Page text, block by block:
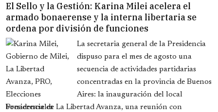
El Sello y la Gestión: Karina Milei acelera el
armado bonaerense y la interna libertaria se
ordena por división de funciones
La secretaria general de la Presidencia
dispuso para el mes de agosto una
secuencia de actividades partidarias
concentradas en la provincia de Buenos
Aires: la inauguración del local
bonaerense de La Libertad Avanza, una reunión con